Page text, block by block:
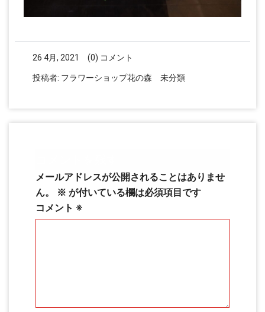
26 4月, 2021 (0) コメント
投稿者: フラワーショップ花の森 未分類
メールアドレスが公開されることはありませ
ん。
※ が付いている欄は必須項目です
コメント ※